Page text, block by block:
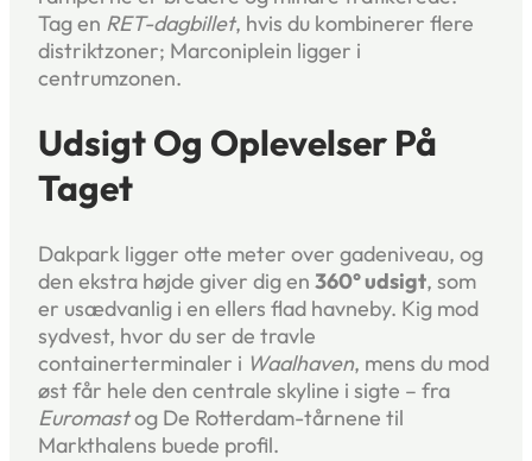
Tag en RET-dagbillet, hvis du kombinerer flere
distriktzoner; Marconiplein ligger i
centrumzonen.
Udsigt Og Oplevelser På
Taget
Dakpark ligger otte meter over gadeniveau, og
den ekstra højde giver dig en 360° udsigt, som
er usædvanlig i en ellers flad havneby. Kig mod
sydvest, hvor du ser de travle
containerterminaler i Waalhaven, mens du mod
øst får hele den centrale skyline i sigte – fra
Euromastog De Rotterdam-tårnene til
Markthalens buede profil.